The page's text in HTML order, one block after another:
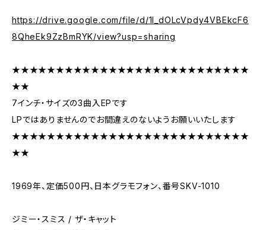
https://drive.google.com/file/d/1l_dOLcVpdy4VBEkcF6
8QheEk9ZzBmRYK/view?usp=sharing
★★★★★★★★★★★★★★★★★★★★★★★★★★★
★★
7インチ・サイズの3曲入EPです
LPではありませんのでお間違えのないようお願いいたします
★★★★★★★★★★★★★★★★★★★★★★★★★★★
★★
1969年、定価500円、日本グラモフォン、番号SKV-1010
ジミー・スミス / ザ・キャット